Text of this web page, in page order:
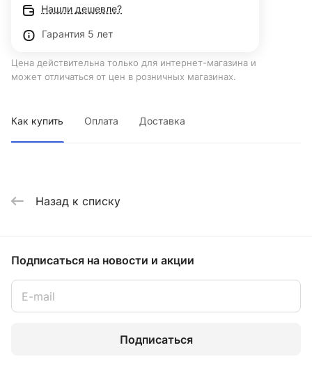
Нашли дешевле?
Гарантия 5 лет
Цена действительна только для интернет-магазина и
может отличаться от цен в розничных магазинах.
Как купить Оплата Доставка
Назад к списку
Подписаться на новости и акции
Подписаться